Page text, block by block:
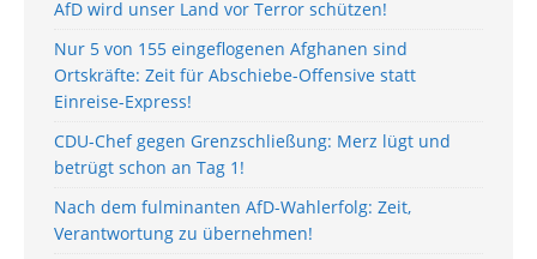
AfD wird unser Land vor Terror schützen!
Nur 5 von 155 eingeflogenen Afghanen sind
Ortskräfte: Zeit für Abschiebe-Offensive statt
Einreise-Express!
CDU-Chef gegen Grenzschließung: Merz lügt und
betrügt schon an Tag 1!
Nach dem fulminanten AfD-Wahlerfolg: Zeit,
Verantwortung zu übernehmen!